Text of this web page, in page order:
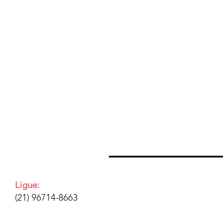
Ligue:
(21) 96714-8663